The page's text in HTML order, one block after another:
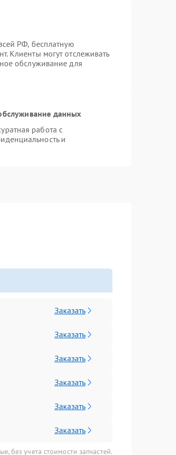
РФ, бесплатную
Клиенты могут отслеживать
обслуживание для
данных
работа с
и
Заказать
Заказать
Заказать
Заказать
Заказать
Заказать
без учета стоимости запчастей.